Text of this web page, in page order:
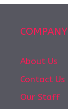
COMPANY
About Us
Contact Us
Our Staff